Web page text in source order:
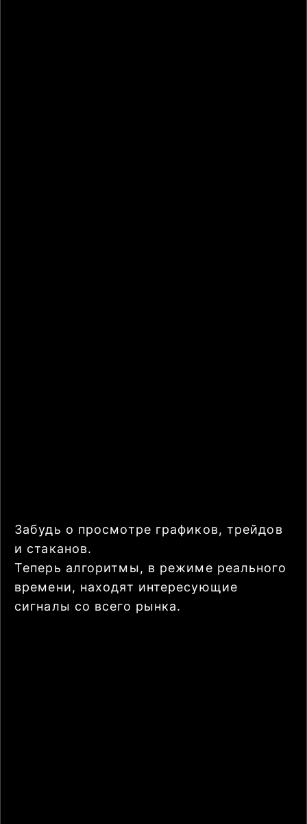
Забудь о просмотре графиков, трейдов
и стаканов.
Теперь алгоритмы, в режиме реального
времени, находят интересующие
сигналы со всего рынка.